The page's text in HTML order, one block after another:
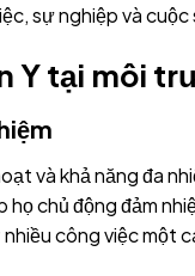
sự nghiệp và cuộc
Y tại môi
và khả năng đa
chủ động đảm
công việc một